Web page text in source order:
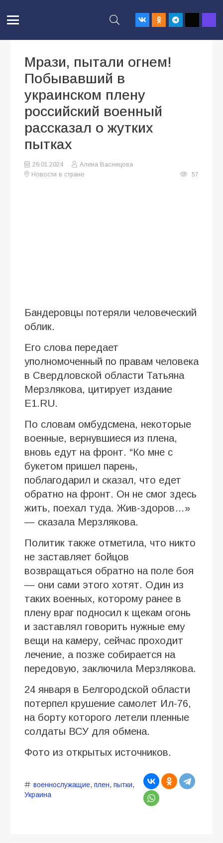
Мрази, пытали огнем!
Побывавший в
украинском плену
российский военный
рассказал о жутких
пытках
26.01.2024
Алена Васнецова
Новости в стране
57
Бандеровцы потеряли человеческий
облик.
Его слова передает
уполномоченный по правам человека
в Свердловской области Татьяна
Мерзлякова, цитирует издание
E1.RU.
По словам омбудсмена, некоторые
военные, вернувшиеся из плена,
вновь едут на фронт. “Ко мне с
букетом пришел парень,
поблагодарил и сказал, что едет
обратно на фронт. Он не смог здесь
жить, поехал туда. Жив-здоров…»
— сказала Мерзлякова.
Политик также отметила, что никто
не заставляет бойцов
возвращаться обратно на поле боя
— они сами этого хотят. Один из
таких военных, которому ранее в
плену враг подносил к щекам огонь
и заставлял говорить нужные ему
вещи на камеру, сейчас проходит
лечение, а позже собирается на
передовую, заключила Мерзлякова.
24 января в Белгородской области
потерпел крушение самолет Ил-76,
на борту которого летели пленные
солдаты ВСУ для обмена.
Фото из открытых источников.
военнослужащие, плен, пытки,
Украина